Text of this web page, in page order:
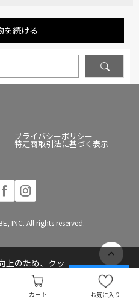
カート お気に入り
を続ける
プライバシーポリシー
特定商取引法に基づく表示
INC. All rights reserved.
上のため、クッ
承諾する